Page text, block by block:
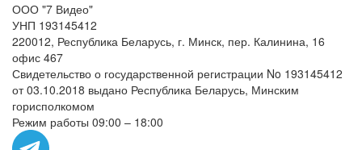
ООО "7 Видео"
УНП 193145412
220012, Республика Беларусь, г. Минск, пер. Калинина, 16
офис 467
Свидетельство о государственной регистрации No 193145412
от 03.10.2018 выдано Республика Беларусь, Минским
горисполкомом
Режим работы 09:00 – 18:00